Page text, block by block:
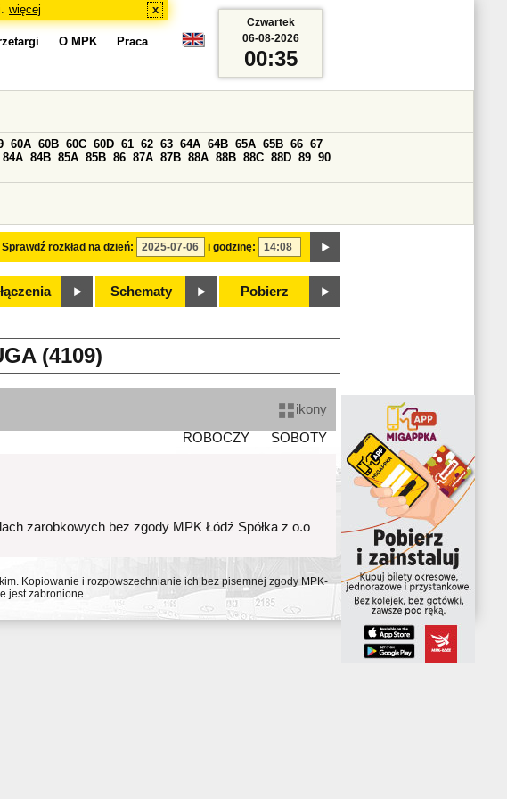
więcej x
O MPK Praca
Sprawdź rozkład na dzień: i godzinę:
60A 60B 60C 60D 61 62 63 64A 64B 65A 65B 66 67
84A 84B 85A 85B 86 87A 87B 88A 88B 88C 88D 89 90
Schematy Pobierz
Czwartek
06-08-2026
00:35
(4109)
ikony
ROBOCZY
SOBOTY
zarobkowych bez zgody MPK Łódź Spółka z o.o
Kopiowanie i rozpowszechnianie ich bez pisemnej zgody MPK-
jest zabronione.